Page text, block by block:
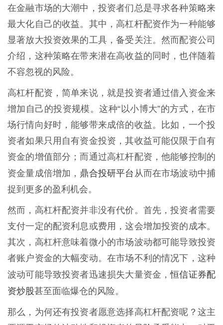
在金融市场的大潮中，投资者们总是寻求各种策略来
最大化自己的收益。其中，高杠杆配资作为一种能够
显著放大投资效果的工具，备受关注。然而配资公司
介绍，这种策略在带来潜在高收益的同时，也伴随着
不容忽视的风险。
高杠杆配资，简单来说，就是投资者通过借入资金来
增加自己的投资规模。这种“以小博大”的方式，在市
场行情向好时，能够带来成倍的收益。比如，一个投
资者如果只用自有资金投资，其收益可能仅限于自有
资金的增值部分；而通过高杠杆配资，他能够控制的
资金量成倍增加， 鼎合投研平台 从而在市场波动中捕
捉到更多的盈利机会。
然而，高杠杆配资并非没有代价。首先，投资者需要
支付一定的配资利息或费用，这会增加投资的成本。
其次，高杠杆意味着微小的市场波动都可能导致投资
者账户资金的大幅变动。在市场不利的情况下，这种
波动可能导致投资者迅速损失大量资金，恒信证券配
资炒股甚至面临爆仓的风险。
那么，为何还有投资者愿意选择高杠杆配资呢？这主